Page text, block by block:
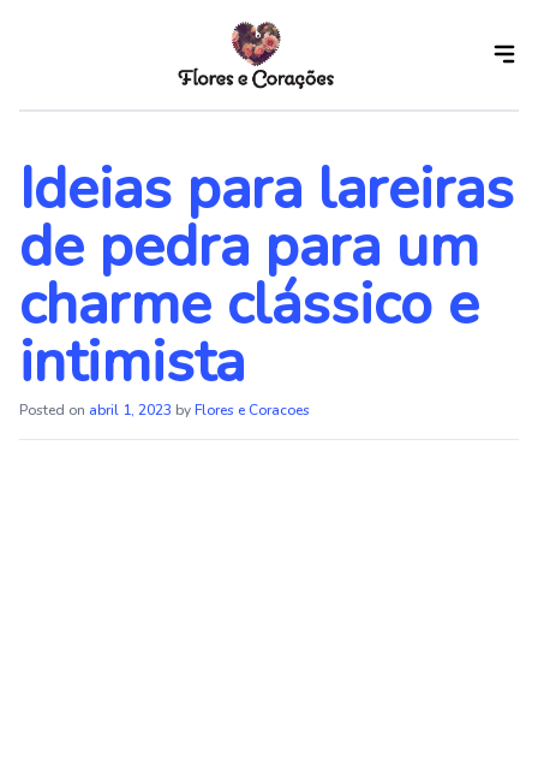
content
Ideias para lareiras
de pedra para um
charme clássico e
intimista
Posted on abril 1, 2023 byFlores e Coracoes